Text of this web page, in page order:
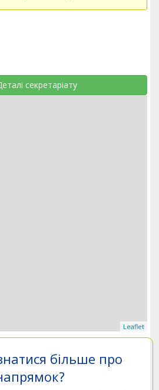
секретаріату
Leaflet
більше про